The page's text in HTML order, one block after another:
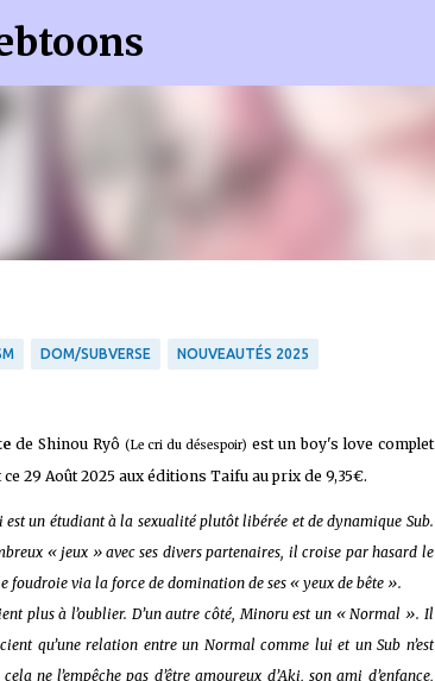
Accéder au contenu principal
les conditions requises quand vous achetez sur Amazon.fr
DOM/SUBVERSE NOUVEAUTÉS 2025
de Shinou Ryô (Le cri du désespoir) est un boy's love complet
29 Août 2025 aux éditions Taifu au prix de 9,35€.
est un étudiant à la sexualité plutôt libérée et de dynamique Sub.
« jeux » avec ses divers partenaires, il croise par hasard le
foudroie via la force de domination de ses « yeux de bête ».
plus à l’oublier. D’un autre côté, Minoru est un « Normal ». Il
qu’une relation entre un Normal comme lui et un Sub n’est
ne l’empêche pas d’être amoureux d’Aki, son ami d’enfance,